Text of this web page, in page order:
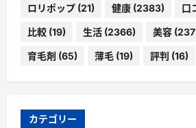
ロリポップ (21) 健康 (2383) 口
比較 (19) 生活 (2366) 美容
育毛剤 (65) 薄毛 (19) 評判 (16)
カテゴリー